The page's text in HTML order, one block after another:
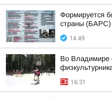
Формируется
страны (БАРС)
14:49
Во Владимире
16:31